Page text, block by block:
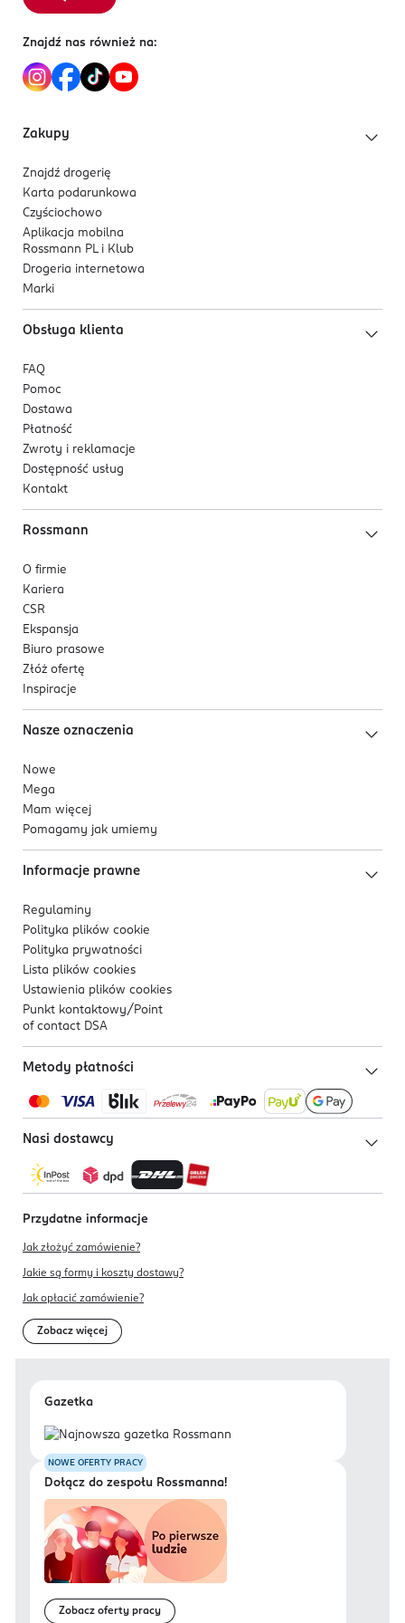
• intensywny czarny kolor
Znajdź nas również na:
Zakupy
Znajdź drogerię
Karta podarunkowa
Czyściochowo
Aplikacja mobilna
Rossmann PL i Klub
Drogeria internetowa
Marki
Obsługa klienta
FAQ
Pomoc
Dostawa
Płatność
Zwroty i reklamacje
Dostępność usług
Kontakt
Rossmann
O firmie
Kariera
CSR
Ekspansja
Biuro prasowe
Złóż ofertę
Inspiracje
Nasze oznaczenia
Nowe
Mega
Mam więcej
Pomagamy jak umiemy
Informacje prawne
Regulaminy
Polityka plików cookie
Polityka prywatności
Lista plików cookies
Ustawienia plików cookies
Punkt kontaktowy/ Point
of contact DSA
Metody płatności
Nasi dostawcy
Przydatne informacje
Jak złożyć zamówienie?
Jakie są formy i koszty dostawy?
Jak opłacić zamówienie?
Zobacz więcej
Gazetka
NOWE OFERTY PRACY
Dołącz do zespołu Rossmanna!
Zobacz oferty pracy